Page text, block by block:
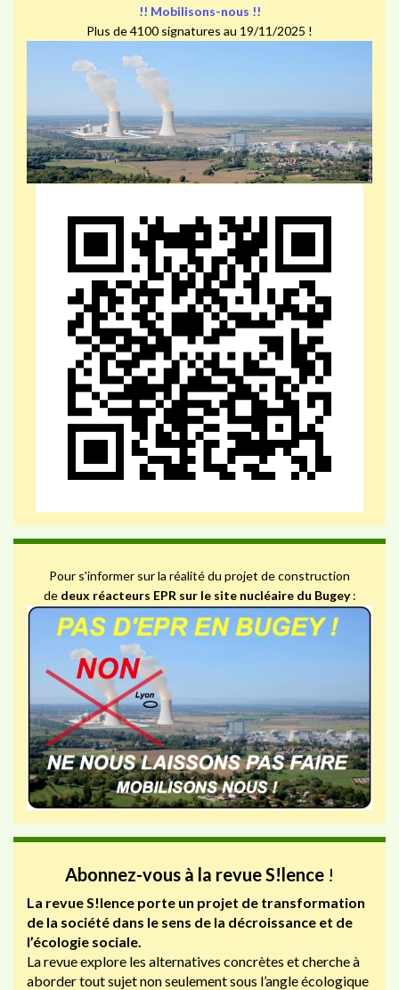
!! Mobilisons-nous !!
Plus de 4100 signatures au 19/11/2025 !
Pour s'informer sur la réalité du projet de construction
de deux réacteurs EPR sur le site nucléaire du Bugey:
Abonnez-vous à la revue S!lence !
La revue S!lence porte un projet de transformation
de la société dans le sens de la décroissance et de
l’écologie sociale.
La revue explore les alternatives concrètes et cherche à
aborder tout sujet non seulement sous l’angle écologique